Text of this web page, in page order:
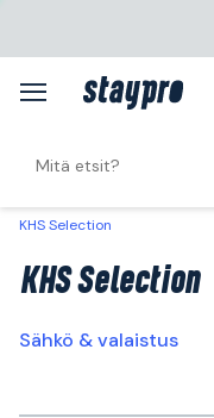
KHS Selection
KHS Selection
Sähkö & valaistus